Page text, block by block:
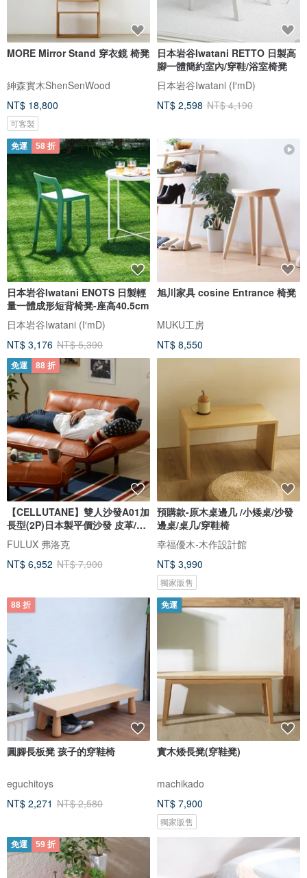
MORE Mirror Stand 穿衣鏡 椅凳
紳森實木ShenSenWood
NT$ 18,800
可客製
日本岩谷Iwatani RETTO 日製高
腳一體簡約室內/穿鞋/浴室椅凳
日本岩谷Iwatani (I′mD)
NT$ 2,598 NT$ 4,190
免運 58 折
日本岩谷Iwatani ENOTS 日製輕
量一體成形短背椅凳-座高40.5cm
日本岩谷Iwatani (I′mD)
NT$ 3,176 NT$ 5,390
旭川家具 cosine Entrance 椅凳
MUKU工房
NT$ 8,550
免運 88 折
【CELLUTANE】雙人沙發A01加
長型(2P)日本製平價沙發 皮革/燈
芯絨
FULUX 弗洛克
NT$ 6,952 NT$ 7,900
預購款-原木桌邊几 /小矮桌/沙發
邊桌/桌几/穿鞋椅
幸福優木-木作設計館
NT$ 3,990
獨家販售
88 折
圓腳長板凳 孩子的穿鞋椅
eguchitoys
NT$ 2,271 NT$ 2,580
免運
實木矮長凳(穿鞋凳)
machikado
NT$ 7,900
獨家販售
免運 59 折